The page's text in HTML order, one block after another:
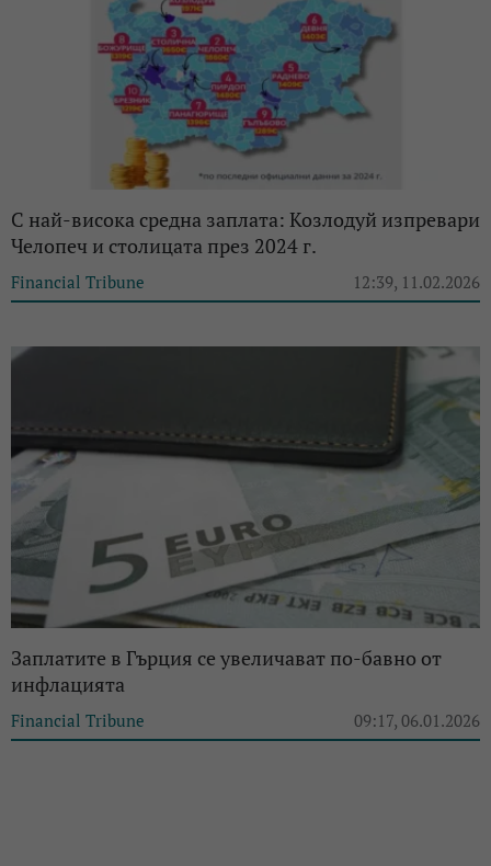
С най-висока средна заплата: Козлодуй изпревари
Челопеч и столицата през 2024 г.
Financial Tribune 12:39, 11.02.2026
Заплатите в Гърция се увеличават по-бавно от
инфлацията
Financial Tribune 09:17, 06.01.2026